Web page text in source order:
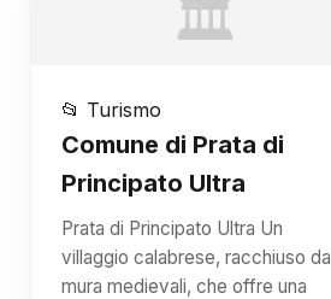
🏛️
📂 Turismo
Comune di Prata di
Principato Ultra
Prata di Principato Ultra Un
villaggio calabrese, racchiuso da
mura medievali, che offre una